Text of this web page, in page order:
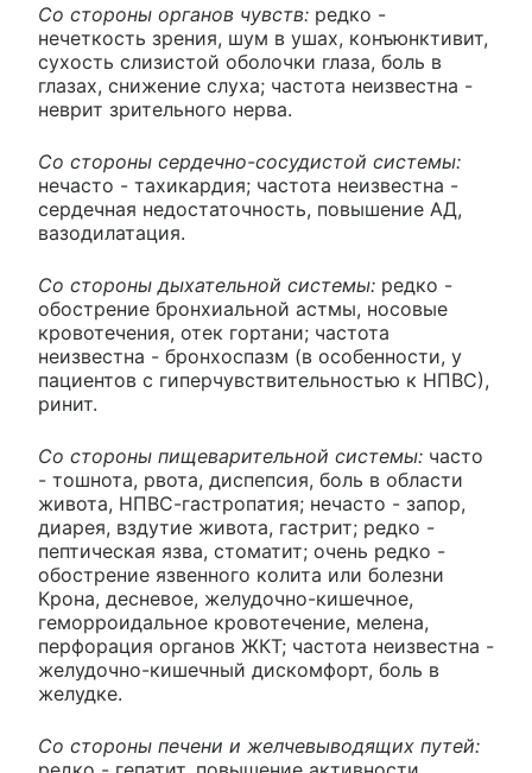
Со стороны органов чувств: редко -
нечеткость зрения, шум в ушах, конъюнктивит,
сухость слизистой оболочки глаза, боль в
глазах, снижение слуха; частота неизвестна -
неврит зрительного нерва.
Со стороны сердечно-сосудистой системы:
нечасто - тахикардия; частота неизвестна -
сердечная недостаточность, повышение АД,
вазодилатация.
Со стороны дыхательной системы: редко -
обострение бронхиальной астмы, носовые
кровотечения, отек гортани; частота
неизвестна - бронхоспазм (в особенности, у
пациентов с гиперчувствительностью к НПВС),
ринит.
Со стороны пищеварительной системы: часто
- тошнота, рвота, диспепсия, боль в области
живота, НПВС-гастропатия; нечасто - запор,
диарея, вздутие живота, гастрит; редко -
пептическая язва, стоматит; очень редко -
обострение язвенного колита или болезни
Крона, десневое, желудочно-кишечное,
геморроидальное кровотечение, мелена,
перфорация органов ЖКТ; частота неизвестна -
желудочно-кишечный дискомфорт, боль в
желудке.
Со стороны печени и желчевыводящих путей: